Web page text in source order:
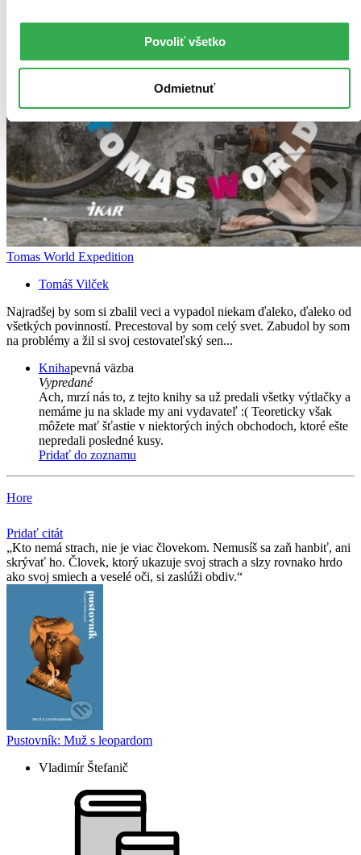
Povoliť všetko
Odmietnuť
Tomas World Expedition
Tomáš Vilček
Najradšej by som si zbalil veci a vypadol niekam ďaleko, ďaleko od
všetkých povinností. Precestoval by som celý svet. Zabudol by som
na problémy a žil si svoj cestovateľský sen...
Knihapevná väzba
Vypredané
Ach, mrzí nás to, z tejto knihy sa už predali všetky výtlačky a
nemáme ju na sklade my ani vydavateľ :( Teoreticky však
môžete mať šťastie v niektorých iných obchodoch, ktoré ešte
nepredali posledné kusy.
Pridať do zoznamu
Hore
Pridať citát
Kto nemá strach, nie je viac človekom. Nemusíš sa zaň hanbiť, ani
skrývať ho. Človek, ktorý ukazuje svoj strach a slzy rovnako hrdo
ako svoj smiech a veselé oči, si zaslúži obdiv.
Pustovník: Muž s leopardom
Vladimír Štefanič